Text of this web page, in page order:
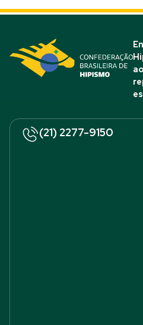
(21) 2277-9150